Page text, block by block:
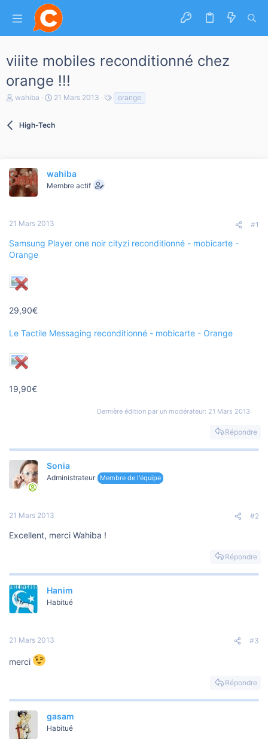
viiite mobiles reconditionné chez
orange !!!
A
l
a
d
c
s
i
n
wahiba
D
e
b
u
21 Mars 2013
a
orange
High-Tech
wahiba
Membre actif
21 Mars 2013 #1
Samsung Player one noir cityzi reconditionné - mobicarte -
Orange
29,90€
Le Tactile Messaging reconditionné - mobicarte - Orange
19,90€
Dernière édition par un modérateur: 21 Mars 2013
Répondre
Sonia
Administrateur Membre de l'équipe
21 Mars 2013 #2
Excellent, merci Wahiba !
Répondre
Hanim
Habitué
21 Mars 2013 #3
merci
Répondre
gasam
Habitué